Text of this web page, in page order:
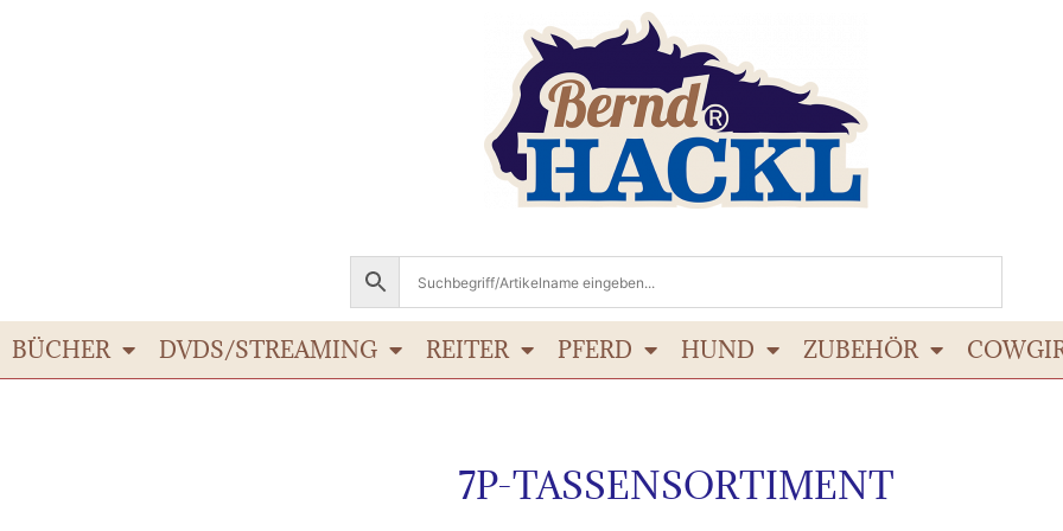
BÜCHER DVDS/STREAMING REITER PFERD HUND ZUBEHÖR
7P-TASSENSORTIMENT